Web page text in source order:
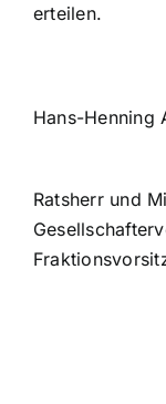
erteilen.
Hans-
Dr.
Ratsherr und